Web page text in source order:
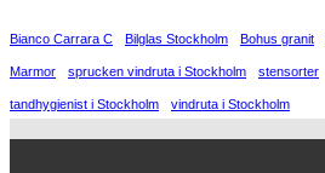
Bianco Carrara C Bilglas Stockholm Bohus granit
Marmor sprucken vindruta i Stockholm stensorter
tandhygienist i Stockholm vindruta i Stockholm